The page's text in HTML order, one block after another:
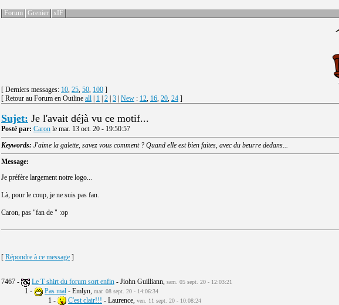
Forum Grenier xIF
[ Derniers messages: 10, 25, 50, 100 ]
[ Retour au Forum en Outline all 1 2 3 New : 12, 16, 20, 24 ]
Sujet: Je l'avait déjà vu ce motif...
Posté par: Caron le mar. 13 oct. 20 - 19:50:57
Keywords: J'aime la galette, savez vous comment ? Quand elle est bien faites, avec du beurre dedans...
Message:
Je préfère largement notre logo...
Là, pour le coup, je ne suis pas fan.
Caron, pas "fan de " :op
[ Répondre à ce message ]
7467 - Le T shirt du forum sort enfin - Jiohn Guilliann, sam. 05 sept. 20 - 12:03:21
1 - Pas mal - Emlyn, mar. 08 sept. 20 - 14:06:34
1 - C'est clair!!! - Laurence, ven. 11 sept. 20 - 10:08:24